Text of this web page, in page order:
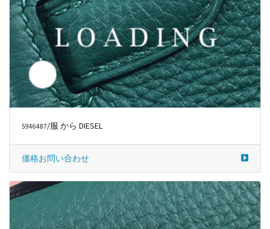
/服 から DIESEL